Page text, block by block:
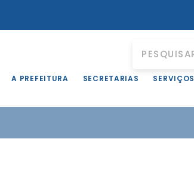
A PREFEITURA SECRETARIAS SERVIÇOS